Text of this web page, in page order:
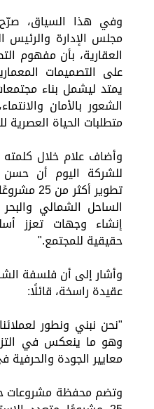
وفي هذا السياق،
مجلس الإدارة والرئيس
العقارية، بأن مفهوم
على التصميمات
يمتد ليشمل بناء
الشعور بالأمان
متطلبات الحياة العصرية
وأضاف علام خلال
للشركة اليوم أن
تطوير
الساحل الشمالي
إنشاء وجهات تعزز
حقيقية للمجتمع."
وأشار إلى أن فلسفة
عقيدة راسخة، قائلًا:
"نحن نبني ونطور
وهو ما ينعكس في
معايير الجودة والحرفية
وتضم محفظة مشروعات